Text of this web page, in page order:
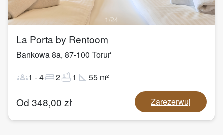
1/24
La Porta by Rentoom
Bankowa 8a, 87-100 Toruń
groups1 -4bed2bathtub1 square_foot 55 m²
Od 348,00 zł Zarezerwuj